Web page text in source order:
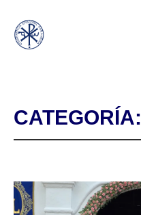
CATEGORÍA: